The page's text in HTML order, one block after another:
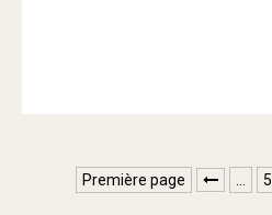
Première page  5